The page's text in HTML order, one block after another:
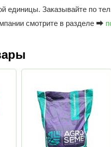
единицы. Заказывайте по
смотрите в разделе ⮕